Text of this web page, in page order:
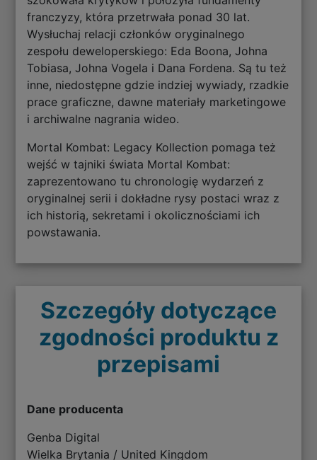
franczyzy, która przetrwała ponad 30 lat.
Wysłuchaj relacji członków oryginalnego
zespołu deweloperskiego: Eda Boona, Johna
Tobiasa, Johna Vogela i Dana Fordena. Są tu też
inne, niedostępne gdzie indziej wywiady, rzadkie
prace graficzne, dawne materiały marketingowe
i archiwalne nagrania wideo.
Mortal Kombat: Legacy Kollection pomaga też
wejść w tajniki świata Mortal Kombat:
zaprezentowano tu chronologię wydarzeń z
oryginalnej serii i dokładne rysy postaci wraz z
ich historią, sekretami i okolicznościami ich
powstawania.
Szczegóły dotyczące
zgodności produktu z
przepisami
Dane producenta
Genba Digital
Wielka Brytania / United Kingdom